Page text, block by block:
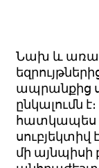
Նախ և
ապրանքից
ընկալումն
հատկապես
մի